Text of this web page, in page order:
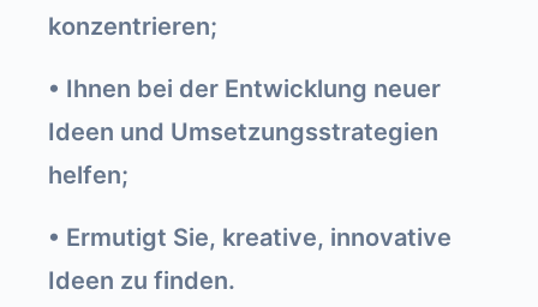
konzentrieren;
• Ihnen bei der Entwicklung neuer
Ideen und Umsetzungsstrategien
helfen;
• Ermutigt Sie, kreative, innovative
Ideen zu finden.